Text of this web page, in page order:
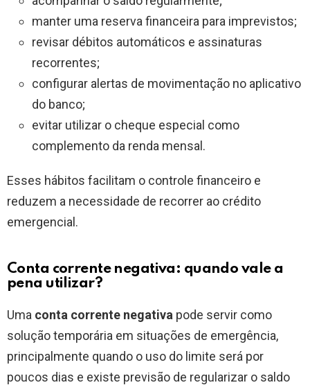
manter uma reserva financeira para imprevistos;
revisar débitos automáticos e assinaturas
recorrentes;
configurar alertas de movimentação no aplicativo
do banco;
evitar utilizar o cheque especial como
complemento da renda mensal.
Esses hábitos facilitam o controle financeiro e
reduzem a necessidade de recorrer ao crédito
emergencial.
Conta corrente negativa: quando vale a
pena utilizar?
Uma conta corrente negativa pode servir como
solução temporária em situações de emergência,
principalmente quando o uso do limite será por
poucos dias e existe previsão de regularizar o saldo